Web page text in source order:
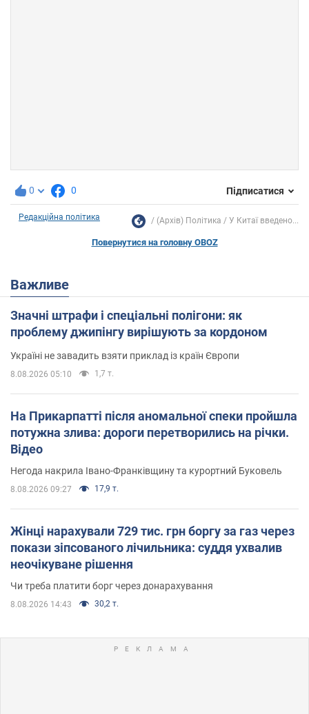
0 0 Підписатися
Редакційна політика (Архів) Політика У Китаї введено...
Повернутися на головну OBOZ
Важливе
Значні штрафи і спеціальні полігони: як
проблему джипінгу вирішують за кордоном
Україні не завадить взяти приклад із країн Європи
8.08.2026 05:10 1,7 т.
На Прикарпатті після аномальної спеки пройшла
потужна злива: дороги перетворились на річки.
Відео
Негода накрила Івано-Франківщину та курортний Буковель
8.08.2026 09:27 17,9 т.
Жінці нарахували 729 тис. грн боргу за газ через
покази зіпсованого лічильника: суддя ухвалив
неочікуване рішення
Чи треба платити борг через донарахування
8.08.2026 14:43 30,2 т.